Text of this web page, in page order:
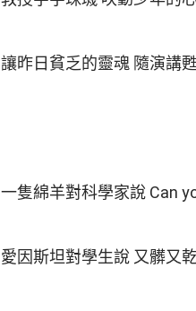
讓昨日貧乏的靈魂 隨演講
一隻綿羊對科學家說 Can
愛因斯坦對學生說 又髒又